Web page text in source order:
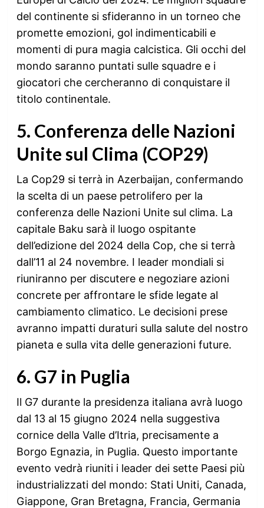
del continente si sfideranno in un torneo che
promette emozioni, gol indimenticabili e
momenti di pura magia calcistica. Gli occhi del
mondo saranno puntati sulle squadre e i
giocatori che cercheranno di conquistare il
titolo continentale.
5. Conferenza delle Nazioni
Unite sul Clima (COP29)
La Cop29 si terrà in Azerbaijan, confermando
la scelta di un paese petrolifero per la
conferenza delle Nazioni Unite sul clima. La
capitale Baku sarà il luogo ospitante
dell’edizione del 2024 della Cop, che si terrà
dall’11 al 24 novembre. I leader mondiali si
riuniranno per discutere e negoziare azioni
concrete per affrontare le sfide legate al
cambiamento climatico. Le decisioni prese
avranno impatti duraturi sulla salute del nostro
pianeta e sulla vita delle generazioni future.
6. G7 in Puglia
Il G7 durante la presidenza italiana avrà luogo
dal 13 al 15 giugno 2024 nella suggestiva
cornice della Valle d’Itria, precisamente a
Borgo Egnazia, in Puglia. Questo importante
evento vedrà riuniti i leader dei sette Paesi più
industrializzati del mondo: Stati Uniti, Canada,
Giappone, Gran Bretagna, Francia, Germania